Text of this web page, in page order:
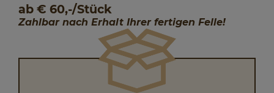
ab € 60,-/Stück
Zahlbar nach Erhalt Ihrer fertigen Felle!